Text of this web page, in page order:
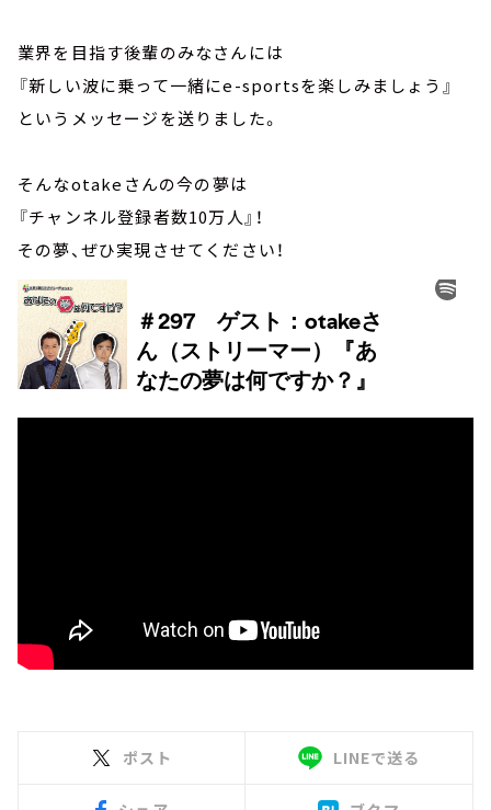
業界を目指す後輩のみなさんには
『新しい波に乗って一緒にe-sportsを楽しみましょう』
というメッセージを送りました。
そんなotakeさんの今の夢は
『チャンネル登録者数10万人』！
その夢、ぜひ実現させてください！
ポスト LINEで送る